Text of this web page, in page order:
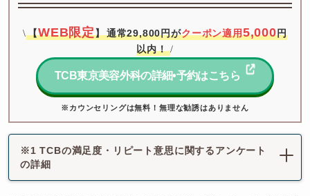
\【WEB限定】通常29,800円がクーポン適用5,000円
以内！ /
TCB東京美容外科の詳細•予約はこちら
※カウンセリングは無料！無理な勧誘はありません
※1 TCBの満足度・リピート意思に関するアンケート
の詳細